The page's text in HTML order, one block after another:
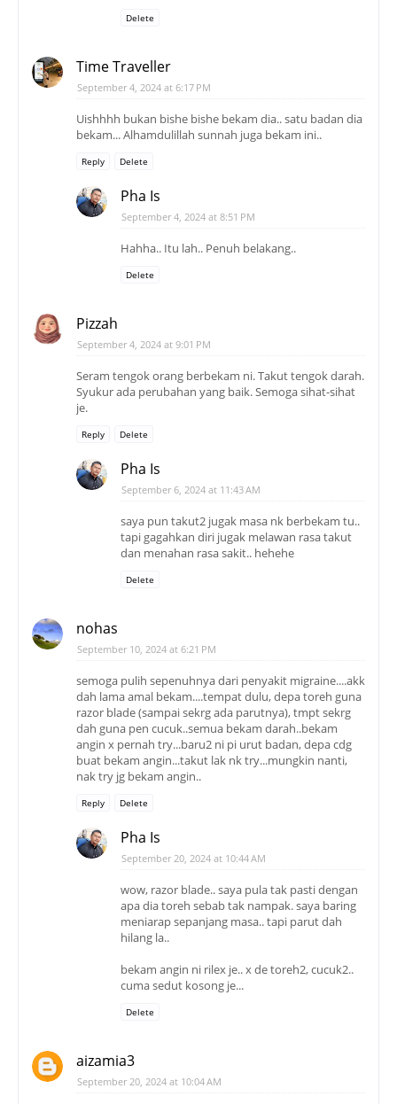
Delete
Time Traveller
September 4, 2024 at 6:17 PM
Uishhhh bukan bishe bishe bekam dia.. satu badan dia
bekam... Alhamdulillah sunnah juga bekam ini..
Reply Delete
Pha Is
September 4, 2024 at 8:51 PM
Hahha.. Itu lah.. Penuh belakang..
Delete
Pizzah
September 4, 2024 at 9:01 PM
Seram tengok orang berbekam ni. Takut tengok darah.
Syukur ada perubahan yang baik. Semoga sihat-sihat
je.
Reply Delete
Pha Is
September 6, 2024 at 11:43 AM
saya pun takut2 jugak masa nk berbekam tu..
tapi gagahkan diri jugak melawan rasa takut
dan menahan rasa sakit.. hehehe
Delete
nohas
September 10, 2024 at 6:21 PM
semoga pulih sepenuhnya dari penyakit migraine....akk
dah lama amal bekam....tempat dulu, depa toreh guna
razor blade (sampai sekrg ada parutnya), tmpt sekrg
dah guna pen cucuk..semua bekam darah..bekam
angin x pernah try...baru2 ni pi urut badan, depa cdg
buat bekam angin...takut lak nk try...mungkin nanti,
nak try jg bekam angin..
Reply Delete
Pha Is
September 20, 2024 at 10:44 AM
wow, razor blade.. saya pula tak pasti dengan
apa dia toreh sebab tak nampak. saya baring
meniarap sepanjang masa.. tapi parut dah
hilang la..
bekam angin ni rilex je.. x de toreh2, cucuk2..
cuma sedut kosong je...
Delete
aizamia3
September 20, 2024 at 10:04 AM